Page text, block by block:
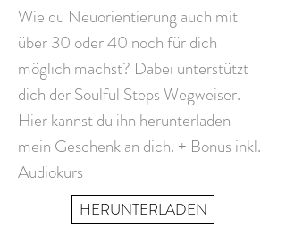
Wie du Neuorientierung auch mit
über 30 oder 40 noch für dich
möglich machst? Dabei unterstützt
dich der Soulful Steps Wegweiser.
Hier kannst du ihn herunterladen -
mein Geschenk an dich. + Bonus inkl.
Audiokurs
HERUNTERLADEN